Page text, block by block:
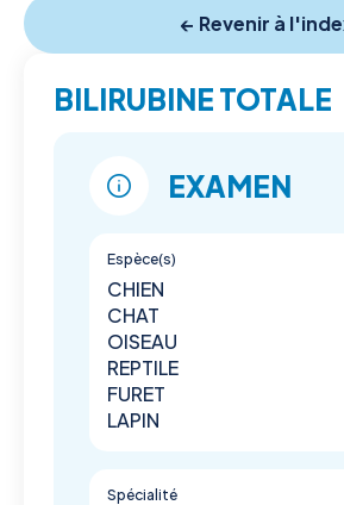
← Revenir à
BILIRUBINE TOTALE
EXAMEN
Espèce(s)
CHIEN
CHAT
OISEAU
REPTILE
FURET
LAPIN
Spécialité